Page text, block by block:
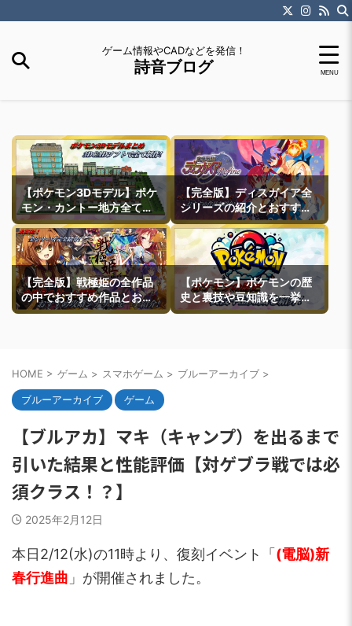
ゲーム情報やCADなどを発信！
詩音ブログ
【ポケモン3Dモデル】ポケ
モン・カントー地方全ての
町モデルなどを紹介
【完全版】ディスガイア全
シリーズの紹介とおすすめ
作品紹介
【完全版】戦極姫の全作品
の中でおすすめ作品とおす
すめ攻略ルートを一挙紹介
【ポケモン】ポケモンの歴
史と裏技や豆知識を一挙紹
介
HOME > ゲーム > スマホゲーム > ブルーアーカイブ >
ブルーアーカイブ ゲーム
【ブルアカ】マキ（キャンプ）を出るまで
引いた結果と性能評価【対ゲブラ戦では必
須クラス！？】
2025年2月12日
本日2/12(水)の11時より、復刻イベント「(電脳)新
春行進曲 」が開催されました。